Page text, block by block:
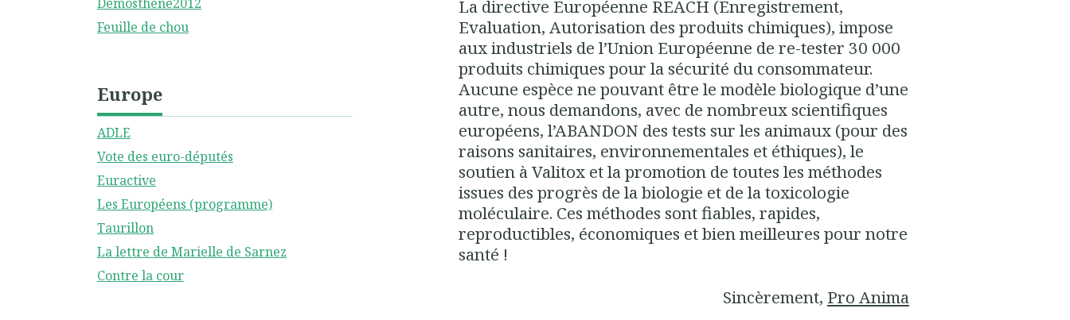
Feuille de chou
Europe
ADLE
Vote des euro-députés
Euractive
Les Européens (programme)
Taurillon
La lettre de Marielle de Sarnez
Contre la cour
La directive Européenne REACH (Enregistrement,
Evaluation, Autorisation des produits chimiques), impose
aux industriels de l’Union Européenne de re-tester 30 000
produits chimiques pour la sécurité du consommateur.
Aucune espèce ne pouvant être le modèle biologique d’une
autre, nous demandons, avec de nombreux scientifiques
européens, l’ABANDON des tests sur les animaux (pour des
raisons sanitaires, environnementales et éthiques), le
soutien à Valitox et la promotion de toutes les méthodes
issues des progrès de la biologie et de la toxicologie
moléculaire. Ces méthodes sont fiables, rapides,
reproductibles, économiques et bien meilleures pour notre
santé !
Sincèrement, Pro Anima